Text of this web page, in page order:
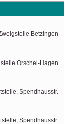
Betzingen
Orschel-Hagen
Spendhausstr.
Spendhausstr.